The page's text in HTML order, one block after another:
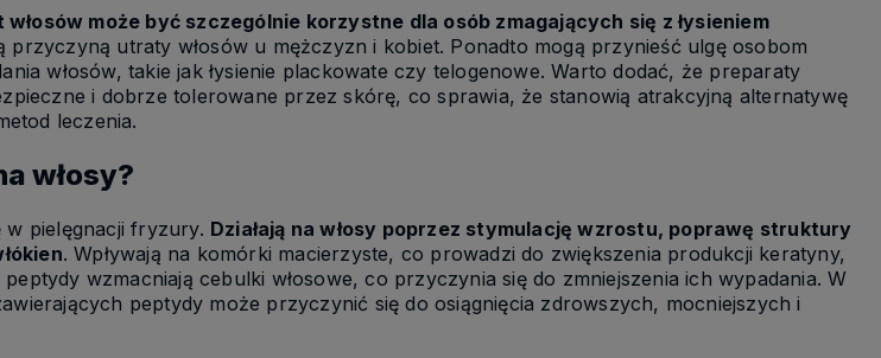
może być szczególnie korzystne dla osób zmagających się z łysieniem
przyczyną utraty włosów u mężczyzn i kobiet. Ponadto mogą przynieść ulgę osobom
włosów, takie jak łysienie plackowate czy telogenowe. Warto dodać, że preparaty
i dobrze tolerowane przez skórę, co sprawia, że stanowią atrakcyjną alternatywę
leczenia.
włosy?
pielęgnacji fryzury. Działają na włosy poprzez stymulację wzrostu, poprawę struktury
. Wpływają na komórki macierzyste, co prowadzi do zwiększenia produkcji keratyny,
peptydy wzmacniają cebulki włosowe, co przyczynia się do zmniejszenia ich wypadania. W
peptydy może przyczynić się do osiągnięcia zdrowszych, mocniejszych i